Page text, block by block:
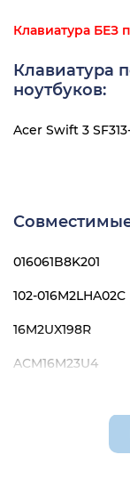
Клавиатура БЕЗ
Клавиатура
ноутбуков:
Acer Swift 3
016061B8K201
102-016M2LHA02C
16M2UX198R
ACM16M23U4